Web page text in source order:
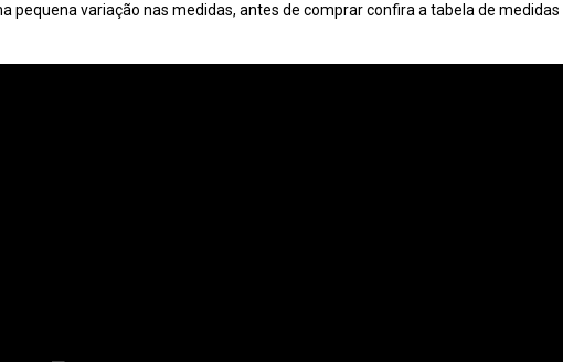
pequena variação nas medidas, antes de comprar confira a tabela de medidas